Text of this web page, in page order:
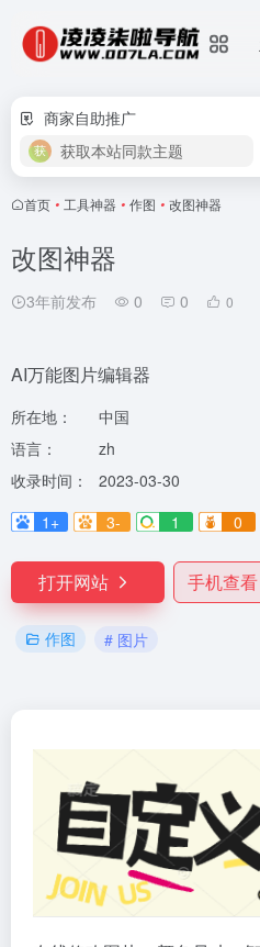
商家自助推广
获取本站同款主题
首页 • 工具神器 • 作图 • 改图神器
改图神器
3年前发布 0 0 0
AI万能图片编辑器
所在地：
中国
语言：
zh
收录时间：
2023-03-30
1+
3- 1 0
打开网站 手机查看
作图 # 图片